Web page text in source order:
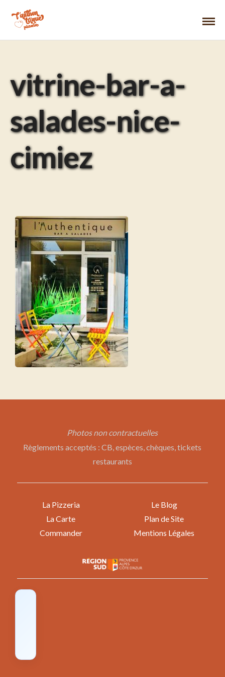
vitrine-bar-a-
salades-nice-
cimiez
Photos non contractuelles
Règlements acceptés : CB, espèces, chèques, tickets
restaurants
La Pizzeria
La Carte
Commander
Le Blog
Plan de Site
Mentions Légales